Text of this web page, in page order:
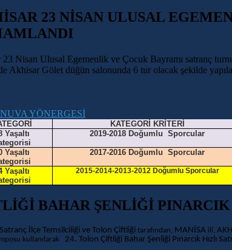
23 NİSAN ULUSAL
Nisan Ulusal Egemenlik ve Çocuk Bayramı satranç
Akhisar Gölet düğün salonunda 6 tur olacak şekilde
YÖNERGESİ
KATEGORİ KRİTERİ
Yaşaltı
2019-2018 Doğumlu Sporcular
Yaşaltı
2017-2016 Doğumlu Sporcular
Yaşaltı
2015-2014-2013-2012 Doğumlu Sporcular
BAHAR ŞENLİĞİ
İlçe Temsilciliği ve Tolon Çiftliği tarafından, MANİSA ili,
kullanılarak 24. Tolon Çiftliği Bahar Şenliği Pınarcık Hızlı